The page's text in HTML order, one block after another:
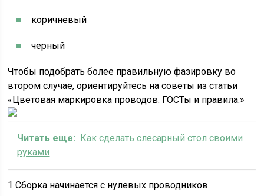
коричневый
черный
Чтобы подобрать более правильную фазировку во
втором случае, ориентируйтесь на советы из статьи
«Цветовая маркировка проводов. ГОСТы и правила.»
Читать еще: Как сделать слесарный стол своими
руками
1 Сборка начинается с нулевых проводников.